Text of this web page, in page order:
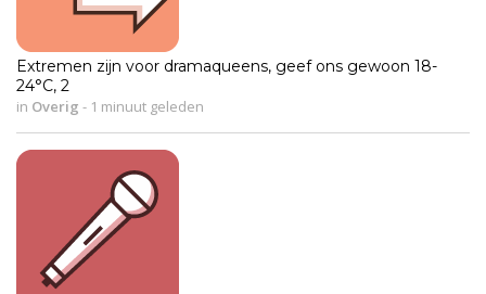
Extremen zijn voor dramaqueens, geef ons gewoon 18-
24°C, 2
in Overig - 1 minuut geleden